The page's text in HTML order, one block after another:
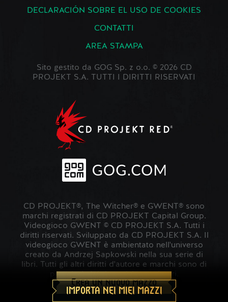
Crea un nuovo mazzo
IMPORTA NEI MIEI MAZZI
DECLARACIÓN SOBRE EL USO DE COOKIES
CONTATTI
AREA STAMPA
Sito gestito da GOG Sp. z o.o. © 2026 CD
PROJEKT S.A. TUTTI I DIRITTI RISERVATI
CD PROJEKT®, The Witcher® e GWENT® sono
marchi registrati di CD PROJEKT Capital Group.
Videogioco GWENT © CD PROJEKT S.A. Tutti i
diritti riservati. Sviluppato da CD PROJEKT S.A. Il
videogioco GWENT è ambientato nell'universo
creato da Andrzej Sapkowski nella sua serie di
libri. Tutti gli altri diritti d'autore e marchi sono di
proprietà dei rispettivi proprietari.